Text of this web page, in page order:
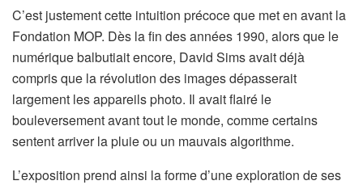
C’est justement cette intuition précoce que met en avant la
Fondation MOP. Dès la fin des années 1990, alors que le
numérique balbutiait encore, David Sims avait déjà
compris que la révolution des images dépasserait
largement les appareils photo. Il avait flairé le
bouleversement avant tout le monde, comme certains
sentent arriver la pluie ou un mauvais algorithme.
L’exposition prend ainsi la forme d’une exploration de ses